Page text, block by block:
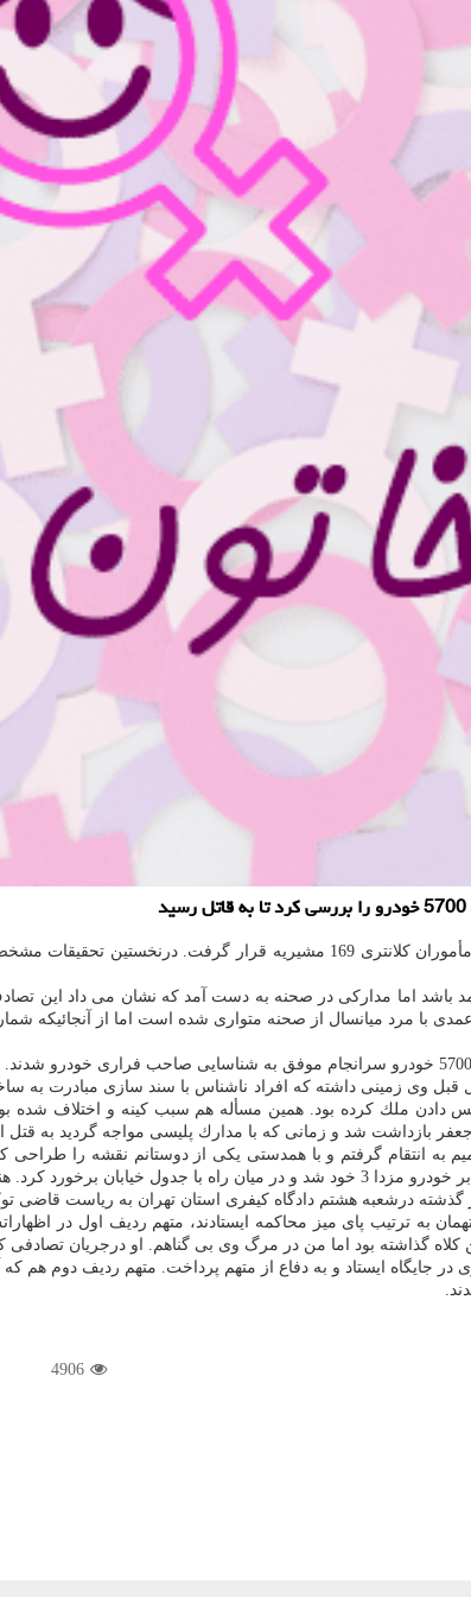
كه خودروی پژو 206 پس ازبرخورد عمدی با مرد میانسال از صحنه متواری شده
در تحقیق از خانواده مقتول مشخص شد كه 13 سال قبل وی زمینی داشته كه افراد
بازداشت شد و زمانی كه با مدارك پلیسی مواجه گردید به قتل
به انتقام گرفتم و با همدستی یكی از دوستانم نقشه را
خودرو به او زده و از محل متواری شدیم.
درشعبه هشتم دادگاه كیفری استان تهران به ریاست قاضی
گذاشته بود اما من در مرگ وی بی گناهم. او درجریان تصادفی
جایگاه ایستاد و به دفاع از متهم پرداخت. متهم ردیف دوم هم كه
4906